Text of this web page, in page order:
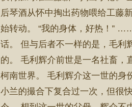
后琴酒从怀中掏出药物喂给工藤
始转动。 “我的身体，好热！”
话。 但与后者不一样的是，毛利
的。 毛利辉介前世是一名社畜，
柯南世界。 毛利辉介这一世的身
小兰的撮合下复合过一次，但很